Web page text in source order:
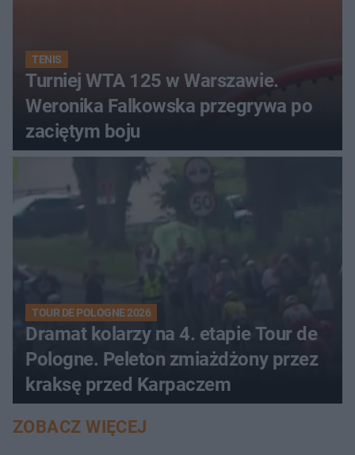
TENIS
Turniej WTA 125 w Warszawie.
Weronika Falkowska przegrywa po
zaciętym boju
TOUR DE POLOGNE 2026
Dramat kolarzy na 4. etapie Tour de
Pologne. Peleton zmiażdżony przez
kraksę przed Karpaczem
ZOBACZ WIĘCEJ